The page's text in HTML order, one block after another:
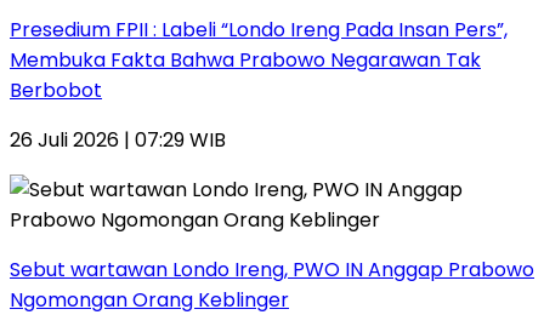
Presedium FPII : Labeli “Londo Ireng Pada Insan Pers”,
Membuka Fakta Bahwa Prabowo Negarawan Tak
Berbobot
26 Juli 2026 | 07:29 WIB
Sebut wartawan Londo Ireng, PWO IN Anggap Prabowo
Ngomongan Orang Keblinger